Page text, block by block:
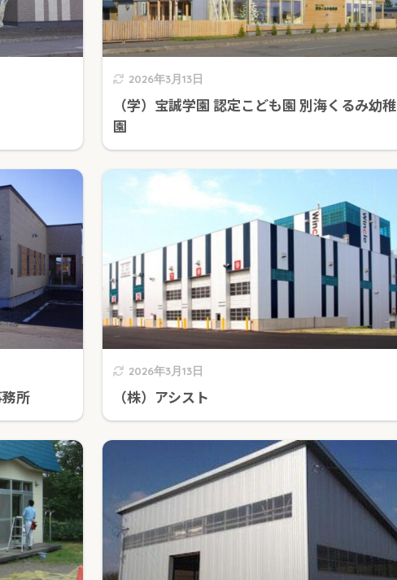
2026年3月13日
（学）宝誠学園 認定こども園 別海くるみ幼稚
園
所
2026年3月13日
（株）アシスト